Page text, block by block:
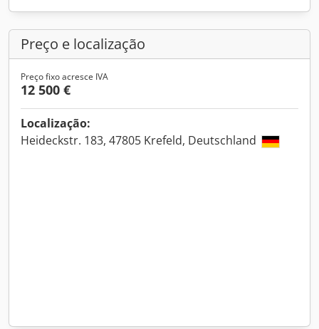
Preço e localização
Preço fixo acresce IVA
12 500 €
Localização:
Heideckstr. 183, 47805 Krefeld, Deutschland